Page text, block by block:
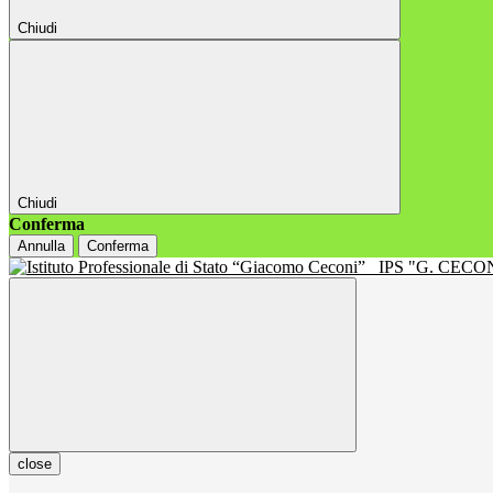
Chiudi
Chiudi
Conferma
Annulla Conferma
IPS "G.
close